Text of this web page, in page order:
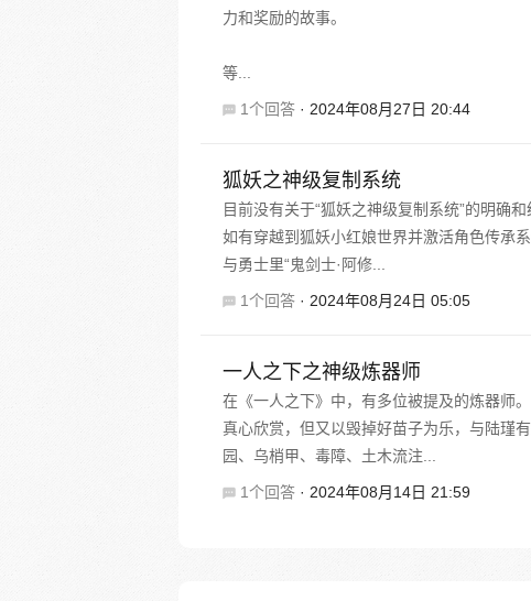
力和奖励的故事。
等...
1个回答 · 2024年08月27日 20:44
狐妖之神级复制系统
目前没有关于“狐妖之神级复制系统”的明确
如有穿越到狐妖小红娘世界并激活角色传承
与勇士里“鬼剑士·阿修...
1个回答 · 2024年08月24日 05:05
一人之下之神级炼器师
在《一人之下》中，有多位被提及的炼器师
真心欣赏，但又以毁掉好苗子为乐，与陆瑾
园、乌梢甲、毒障、土木流注...
1个回答 · 2024年08月14日 21:59